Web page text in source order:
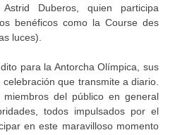
Duberos, quien participa
benéficos como la Course des
luces).
para la Antorcha Olímpica, sus
que transmite a diario.
miembros del público en general
todos impulsados por el
en este maravilloso momento